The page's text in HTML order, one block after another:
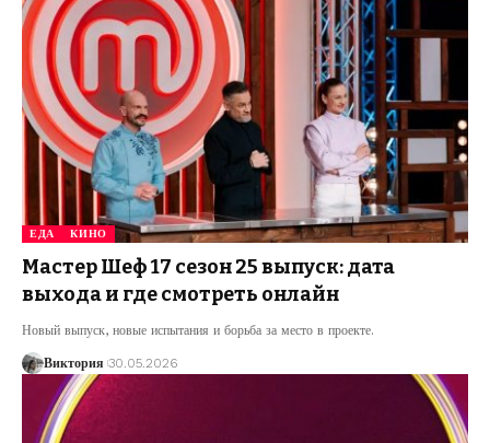
ЕДА КИНО
Мастер Шеф 17 сезон 25 выпуск: дата
выхода и где смотреть онлайн
Новый выпуск, новые испытания и борьба за место в проекте.
Виктория 30.05.2026